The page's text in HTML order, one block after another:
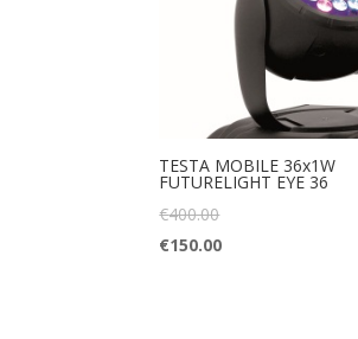
TESTA MOBILE 36x1W
FUTURELIGHT EYE 36
€400.00
€150.00